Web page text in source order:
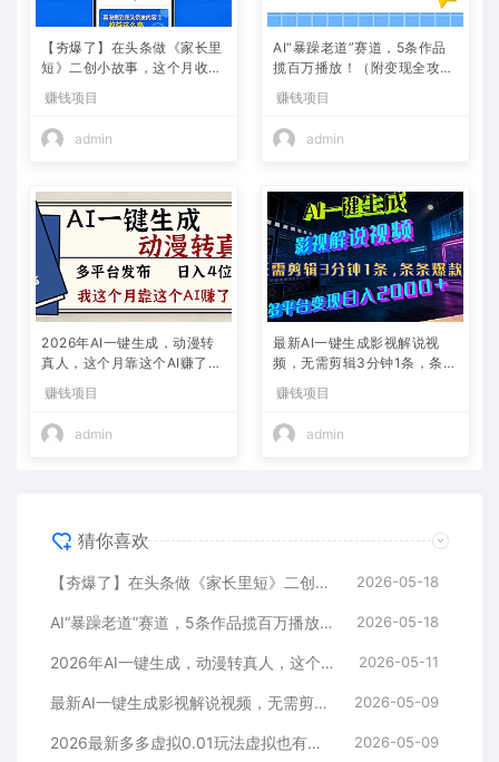
【夯爆了】在头条做《家长里
短》二创小故事，这个月收益
赚钱项目
admin
AI“暴躁老道”赛道，5条作品
揽百万播放！（附变现全攻
赚钱项目
admin
2026年AI一键生成，动漫转
真人，这个月靠这个AI赚了2
W+
赚钱项目
admin
最新AI一键生成影视解说视
频，无需剪辑3分钟1条，条条
爆款，多平台变现日入2000
+
赚钱项目
admin
猜你喜欢
【夯爆了】在头条做《家长里短》二创小故事，这个月收益2w+ 2026-05-18
AI“暴躁老道”赛道，5条作品揽百万播放！（附变现全攻略） 2026-05-18
2026年AI一键生成，动漫转真人，这个月靠这个AI赚了2W+ 2026-05-11
最新AI一键生成影视解说视频，无需剪辑3分钟1条，条条爆款，多平台变现日入2000+ 2026-05-09
2026最新多多虚拟0.01玩法虚拟也有新门路轻松日入2500! 2026-05-09